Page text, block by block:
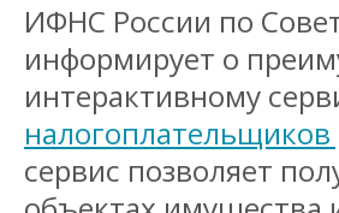
ИФНС России по
информирует о
интерактивному
сервис позволяет